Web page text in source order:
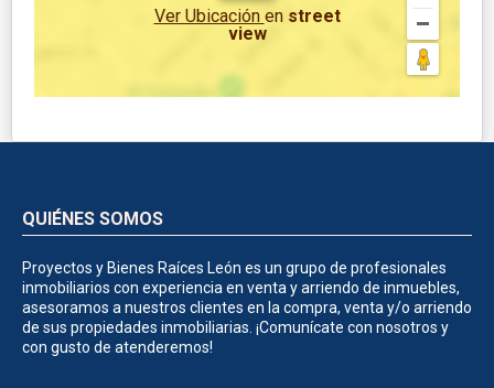
Ver Ubicación en street
view
QUIÉNES SOMOS
Proyectos y Bienes Raíces León es un grupo de profesionales
inmobiliarios con experiencia en venta y arriendo de inmuebles,
asesoramos a nuestros clientes en la compra, venta y/o arriendo
de sus propiedades inmobiliarias. ¡Comunícate con nosotros y
con gusto de atenderemos!